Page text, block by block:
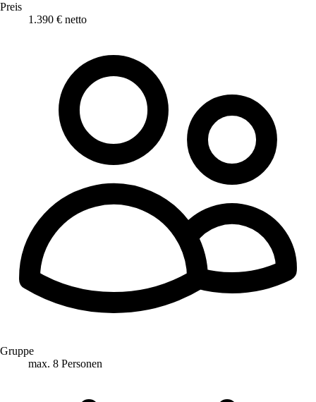
Preis
1.390 € netto
Gruppe
max. 8 Personen